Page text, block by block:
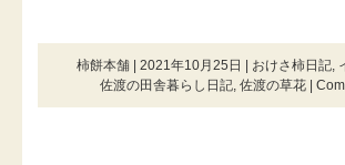
柿餅本舗 | 2021年10月25日 | おけさ柿日記,
佐渡の田舎暮らし日記, 佐渡の草花|